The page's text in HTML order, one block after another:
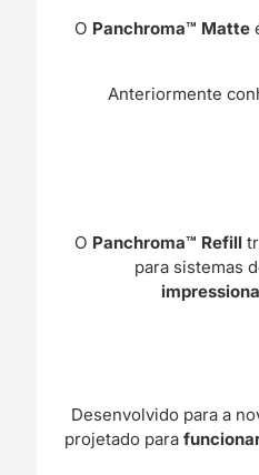
O Panchroma™ Matte
Anteriormente
O Panchroma™ Refill
para sistemas
Desenvolvido para a
projetado para